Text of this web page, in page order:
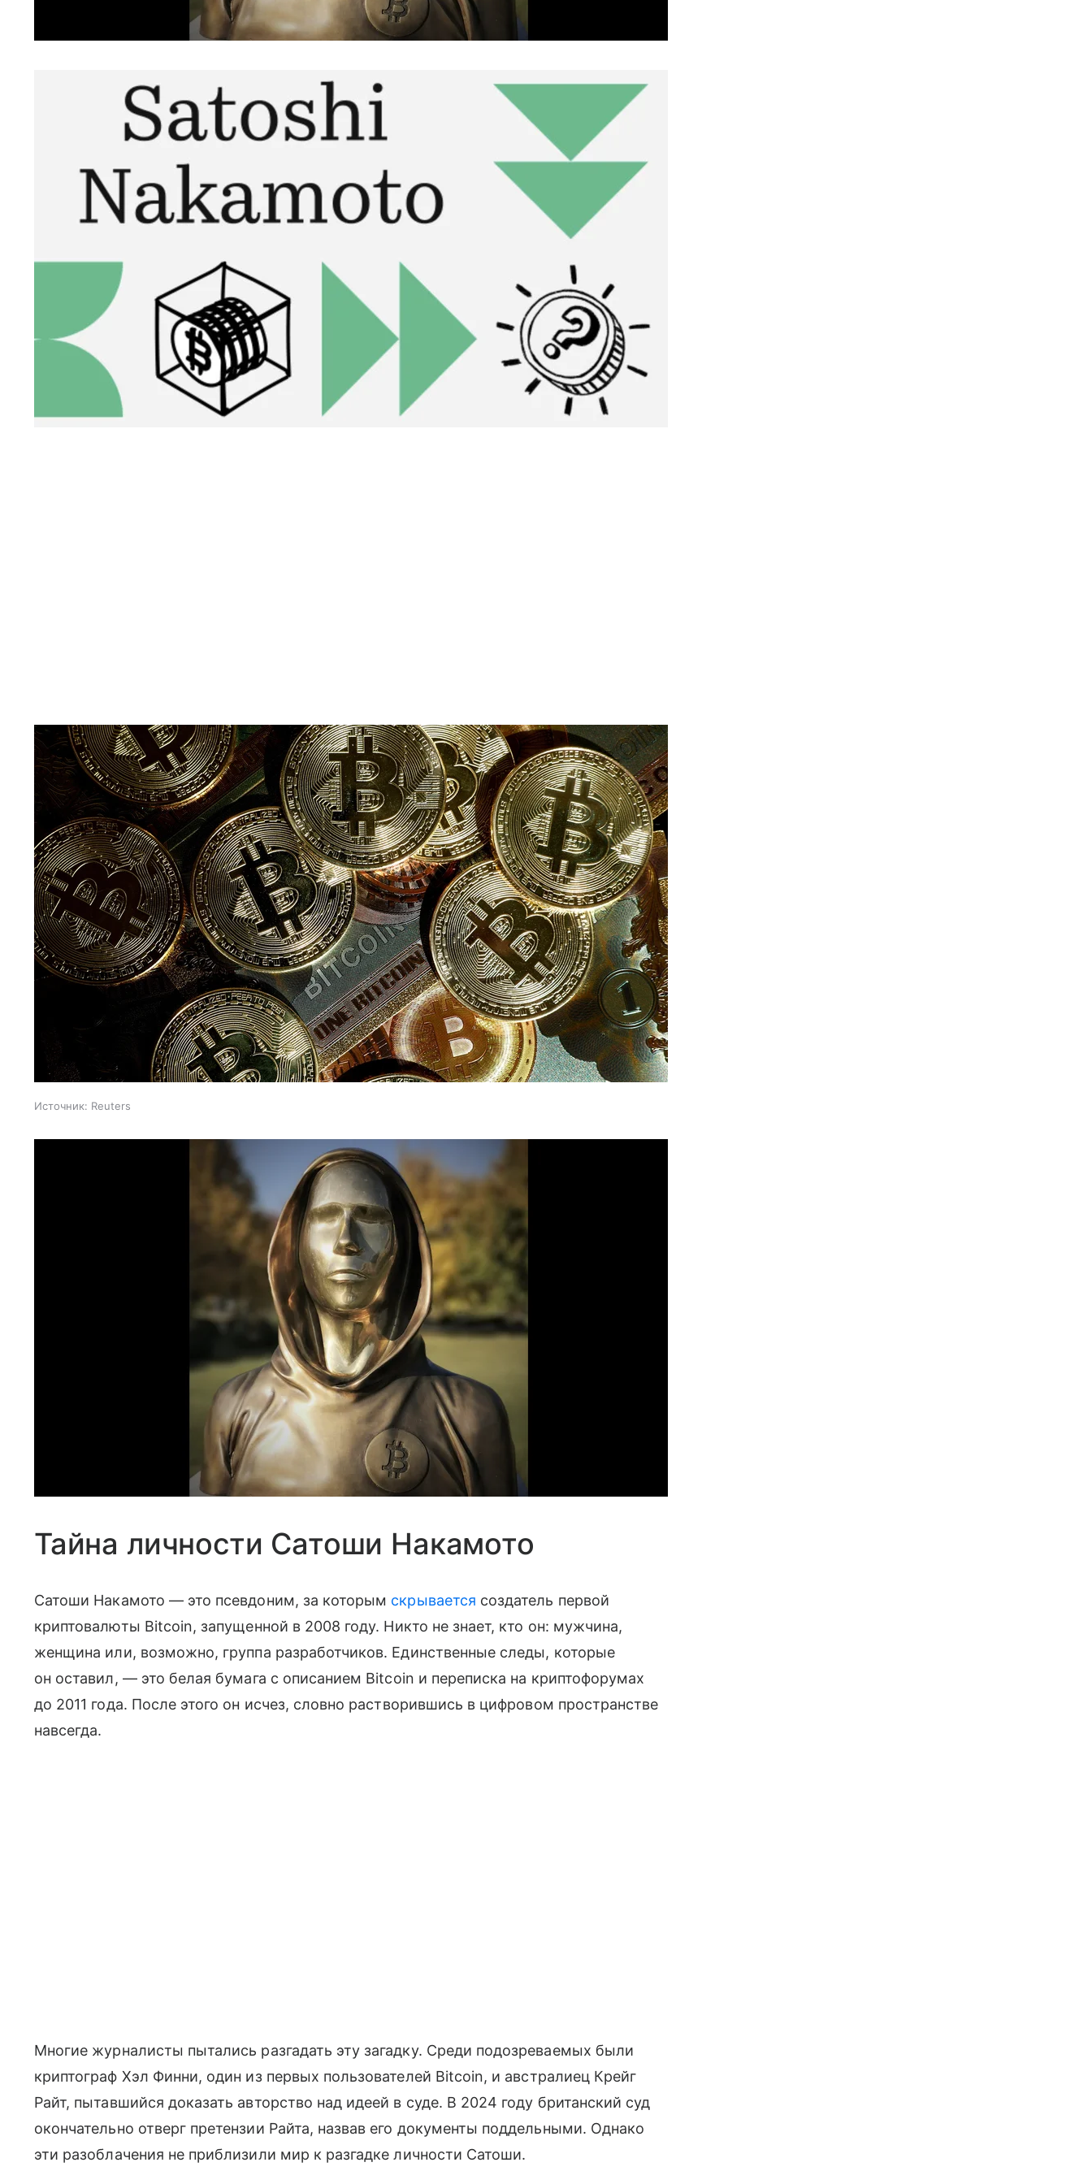
Источник: Reuters
Тайна личности Сатоши Накамото
Сатоши Накамото — это псевдоним, за которым скрывается создатель первой
криптовалюты Bitcoin, запущенной в 2008 году. Никто не знает, кто он: мужчина,
женщина или, возможно, группа разработчиков. Единственные следы, которые
он оставил, — это белая бумага с описанием Bitcoin и переписка на криптофорумах
до 2011 года. После этого он исчез, словно растворившись в цифровом пространстве
навсегда.
Многие журналисты пытались разгадать эту загадку. Среди подозреваемых были
криптограф Хэл Финни, один из первых пользователей Bitcoin, и австралиец Крейг
Райт, пытавшийся доказать авторство над идеей в суде. В 2024 году британский суд
окончательно отверг претензии Райта, назвав его документы поддельными. Однако
эти разоблачения не приблизили мир к разгадке личности Сатоши.